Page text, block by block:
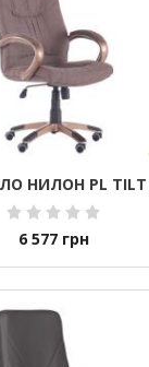
НИЛОН PL TILT
6 577 грн